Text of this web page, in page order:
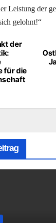
Leistung der
gelohnt!“
der
für die